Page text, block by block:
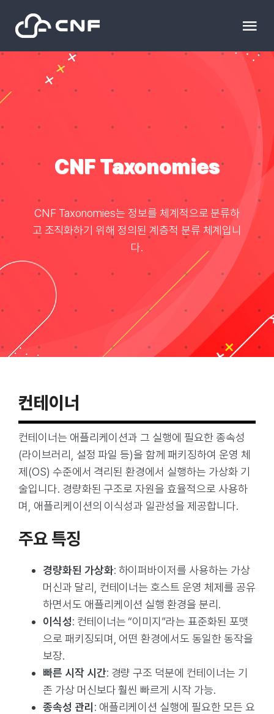
content
Resource
블로그
Taxonomies
Search
CNF Taxonomies
CNF Taxonomies는 정보를 체계적으로 분류하
고 조직화하기 위해 정의된 계층적 분류 체계입니
다.
컨테이너
컨테이너는 애플리케이션과 그 실행에 필요한 종속성
(라이브러리, 설정 파일 등)을 함께 패키징하여 운영 체
제(OS) 수준에서 격리된 환경에서 실행하는 가상화 기
술입니다. 경량화된 구조로 자원을 효율적으로 사용하
며, 애플리케이션의 이식성과 일관성을 제공합니다.
주요 특징
경량화된 가상화: 하이퍼바이저를 사용하는 가상
머신과 달리, 컨테이너는 호스트 운영 체제를 공유
하면서도 애플리케이션 실행 환경을 분리.
이식성: 컨테이너는 “이미지”라는 표준화된 포맷
으로 패키징되며, 어떤 환경에서도 동일한 동작을
보장.
빠른 시작 시간: 경량 구조 덕분에 컨테이너는 기
존 가상 머신보다 훨씬 빠르게 시작 가능.
종속성 관리 : 애플리케이션 실행에 필요한 모든 요